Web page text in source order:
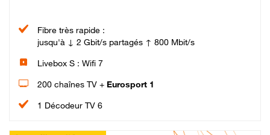
Fibre très rapide :
jusqu'à ↓ 2 Gbit/s partagés ↑ 800 Mbit/s
Livebox S : Wifi 7
200 chaînes TV + Eurosport 1
1 Décodeur TV 6